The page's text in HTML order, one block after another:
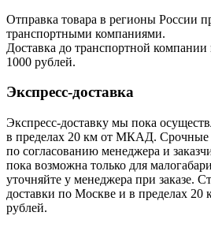
Отправка товара в регионы России
транспортными компаниями.
Доставка до транспортной компании
1000 рублей.
Экспресс-доставка
Экспресс-доставку мы пока
в пределах 20 км от МКАД. Срочные
по согласованию менеджера и
пока возможна только для
уточняйте у менеджера при заказе.
доставки по Москве и в пределах
рублей.